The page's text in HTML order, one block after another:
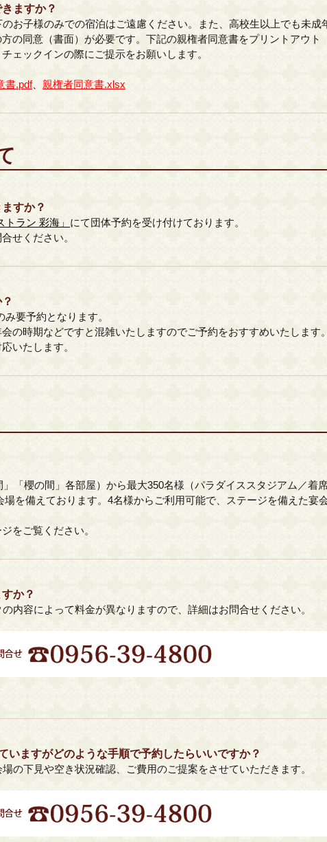
ますか？
お子様のみでの宿泊はご遠慮ください。また、高校生以上でも未成
の同意（書面）が必要です。下記の親権者同意書をプリントアウト
ェックインの際にご提示をお願いします。
書.pdf、 親権者同意書.xlsx
すか？
トラン 彩海」 にて団体予約を受け付けております。
せください。
み要予約となります。
の時期などですと混雑いたしますのでご予約をおすすめいたします
いたします。
「櫻の間」各部屋）から最大350名様（パラダイススタジアム／着
を備えております。4名様からご利用可能で、ステージを備えた宴
をご覧ください。
か？
内容によって料金が異なりますので、詳細はお問合せください。
いますがどのような手順で予約したらいいですか？
の下見や空き状況確認、ご費用のご提案をさせていただきます。